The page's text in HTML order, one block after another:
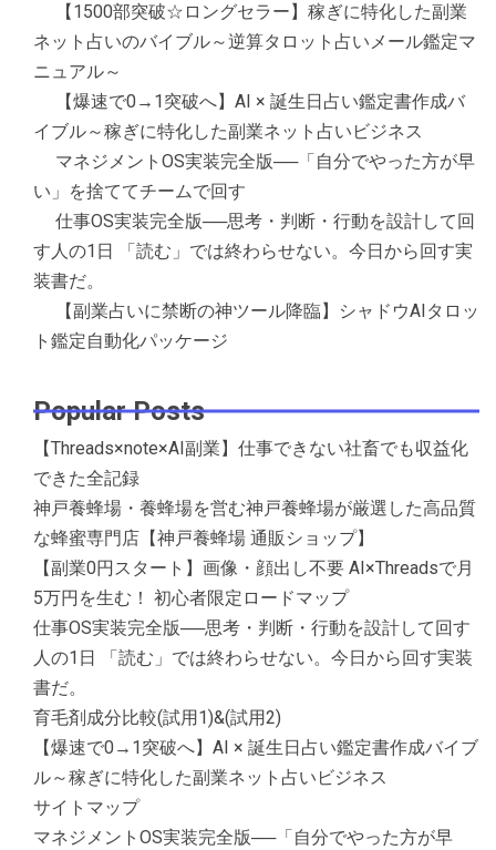
【1500部突破☆ロングセラー】稼ぎに特化した副業
ネット占いのバイブル～逆算タロット占いメール鑑定マ
ニュアル～
【爆速で0→1突破へ】AI × 誕生日占い鑑定書作成バ
イブル～稼ぎに特化した副業ネット占いビジネス
マネジメントOS実装完全版──「自分でやった方が早
い」を捨ててチームで回す
仕事OS実装完全版──思考・判断・行動を設計して回
す人の1日 「読む」では終わらせない。今日から回す実
装書だ。
【副業占いに禁断の神ツール降臨】シャドウAIタロッ
ト鑑定自動化パッケージ
Popular Posts
【Threads×note×AI副業】仕事できない社畜でも収益化
できた全記録
神戸養蜂場・養蜂場を営む神戸養蜂場が厳選した高品質
な蜂蜜専門店【神戸養蜂場 通販ショップ】
【副業0円スタート】画像・顔出し不要 AI×Threadsで月
5万円を生む！ 初心者限定ロードマップ
仕事OS実装完全版──思考・判断・行動を設計して回す
人の1日 「読む」では終わらせない。今日から回す実装
書だ。
育毛剤成分比較(試用1)&(試用2)
【爆速で0→1突破へ】AI × 誕生日占い鑑定書作成バイブ
ル～稼ぎに特化した副業ネット占いビジネス
サイトマップ
マネジメントOS実装完全版──「自分でやった方が早